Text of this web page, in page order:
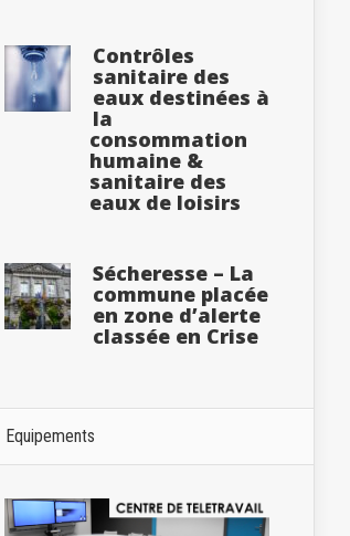
Contrôles
sanitaire des
eaux destinées à
la
consommation
humaine &
sanitaire des
eaux de loisirs
Sécheresse – La
commune placée
en zone d’alerte
classée en Crise
Equipements